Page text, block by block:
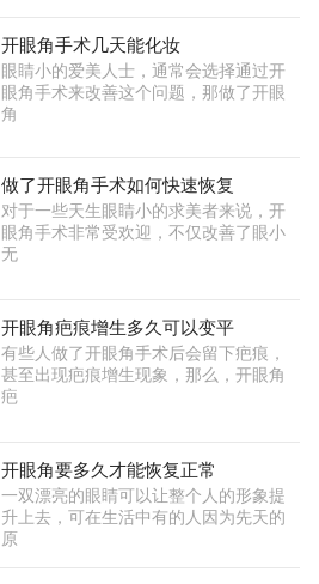
开眼角手术几天能化妆
眼睛小的爱美人士，通常会选择通过开
眼角手术来改善这个问题，那做了开眼
角
做了开眼角手术如何快速恢复
对于一些天生眼睛小的求美者来说，开
眼角手术非常受欢迎，不仅改善了眼小
无
开眼角疤痕增生多久可以变平
有些人做了开眼角手术后会留下疤痕，
甚至出现疤痕增生现象，那么，开眼角
疤
开眼角要多久才能恢复正常
一双漂亮的眼睛可以让整个人的形象提
升上去，可在生活中有的人因为先天的
原